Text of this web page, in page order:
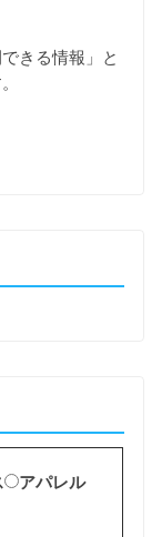
きる情報」と
アパレル